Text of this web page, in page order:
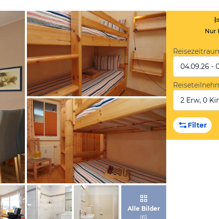
von Booking.com
von Booking.com
Alle Bilder
(6)
Nur
04.09.26 -
2 Erw, 0
Filter